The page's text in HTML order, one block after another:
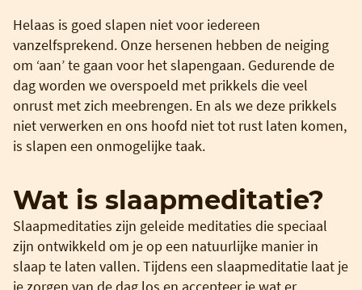
Helaas is goed slapen niet voor iedereen
vanzelfsprekend. Onze hersenen hebben de neiging
om ‘aan’ te gaan voor het slapengaan. Gedurende de
dag worden we overspoeld met prikkels die veel
onrust met zich meebrengen. En als we deze prikkels
niet verwerken en ons hoofd niet tot rust laten komen,
is slapen een onmogelijke taak.
Wat is slaapmeditatie?
Slaapmeditaties zijn geleide meditaties die speciaal
zijn ontwikkeld om je op een natuurlijke manier in
slaap te laten vallen. Tijdens een slaapmeditatie laat je